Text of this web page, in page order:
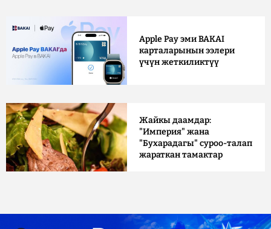
Apple Pay эми BAKAI
карталарынын ээлери
үчүн жеткиликтүү
Жайкы даамдар:
"Империя" жана
"Бухарадагы" суроо-талап
жараткан тамактар